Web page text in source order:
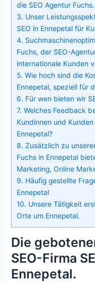
die SEO Agentur Fuchs.
3. Unser
SEO in Ennepetal für
4.
Fuchs, der SEO-
internationale Kunden
5. Wie hoch sind die
Ennepetal, speziell für
6. Für wen bieten wir
7. Welches Feedback
Kundinnen und
Ennepetal?
8. Zusätzlich zu
Fuchs in Ennepetal
Marketing, Online
9. Häufig gestellte
Ennepetal
10. Unsere Tätigkeit
Orte um Ennepetal.
Die
SEO-Firma
Ennepetal.